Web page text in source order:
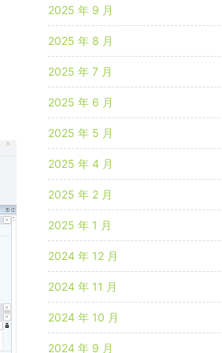
2025 年 9 月
2025 年 8 月
2025 年 7 月
2025 年 6 月
2025 年 5 月
2025 年 4 月
2025 年 2 月
2025 年 1 月
2024 年 12 月
2024 年 11 月
2024 年 10 月
2024 年 9 月